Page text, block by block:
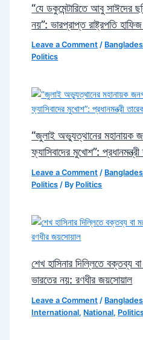
“যে ডকুমেন্টারিতে আবু সাঈদের
নয়”: ভারপ্রাপ্ত রাষ্ট্রপতি
Leave a Comment /
Politics
“জুলাই অভ্যুত্থানের মহানায়ক
ফ্যাসিবাদের মুখোশ”:
Leave a Comment /
Politics / By Politics
শেখ হাসিনার দিল্লিতে বক্তব্য
ভারতের নয়: রণধীর জয়সোয়াল
Leave a Comment /
International, National,